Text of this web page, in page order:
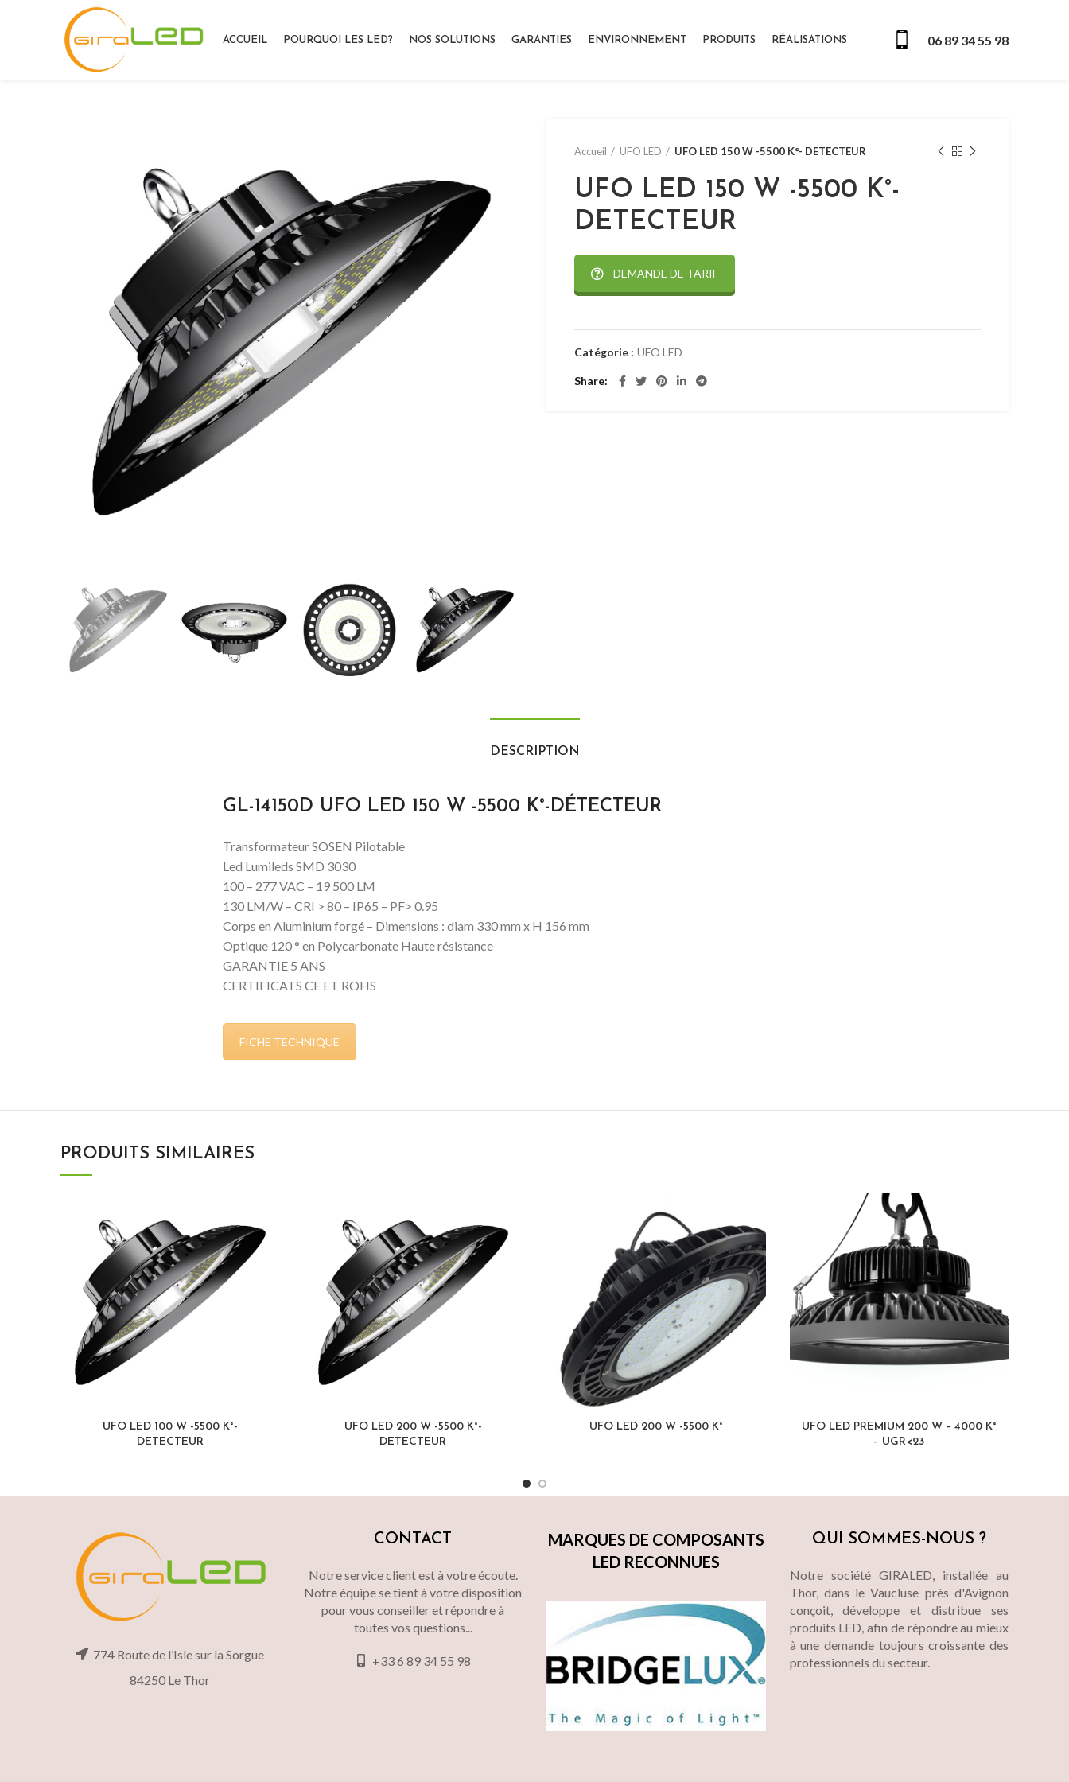
ACCUEIL POURQUOI LES LED? NOS SOLUTIONS GARANTIES ENVIRONNEMENT PRODUITS RÉALISATIONS 06 89 34 55 98
Accueil UFO LED UFO LED 150 W -5500 K°- DETECTEUR
UFO LED 150 W -5500 K°-
DETECTEUR
DEMANDE DE TARIF
Catégorie : UFO LED
Share
DESCRIPTION
GL-14150D UFO LED 150 W -5500 K°-DÉTECTEUR
Transformateur SOSEN Pilotable
Led Lumileds SMD 3030
100 – 277 VAC – 19 500 LM
130 LM/W – CRI > 80 – IP65 – PF> 0.95
Corps en Aluminium forgé – Dimensions : diam 330 mm x H 156 mm
Optique 120 ° en Polycarbonate Haute résistance
GARANTIE 5 ANS
CERTIFICATS CE ET ROHS
FICHE TECHNIQUE
PRODUITS SIMILAIRES
UFO LED 100 W -5500 K°-
DETECTEUR
UFO LED 200 W -5500 K°-
DETECTEUR
UFO LED 200 W -5500 K°
UFO LED PREMIUM 200 W – 4000 K°
– UGR<23
774 Route de l’Isle sur la Sorgue
84250 Le Thor
CONTACT
Notre service client est à votre écoute.
Notre équipe se tient à votre disposition
pour vous conseiller et répondre à
toutes vos questions...
+33 6 89 34 55 98
MARQUES DE COMPOSANTS
LED RECONNUES
QUI SOMMES-NOUS ?
Notre société GIRALED, installée au
Thor, dans le Vaucluse près d'Avignon
conçoit, développe et distribue ses
produits LED, afin de répondre au mieux
à une demande toujours croissante des
professionnels du secteur.